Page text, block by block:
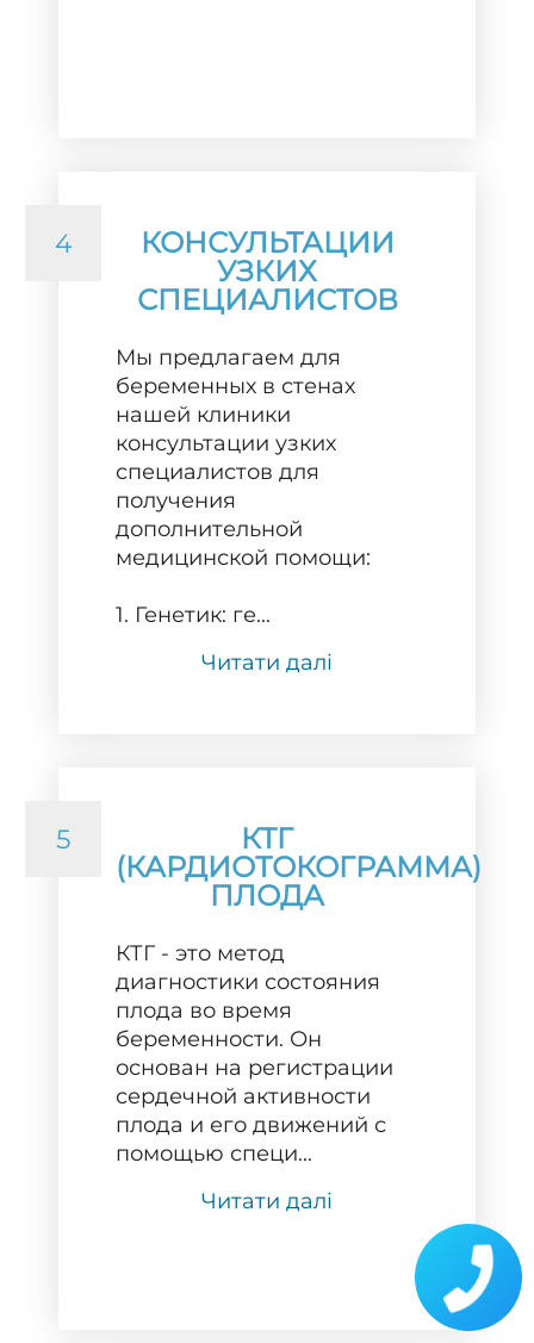
4
КОНСУЛЬТАЦИИ
УЗКИХ
СПЕЦИАЛИСТОВ
Мы предлагаем для
беременных в стенах
нашей клиники
консультации узких
специалистов для
получения
дополнительной
медицинской помощи:
1. Генетик: ге...
Читати далі
5
КТГ
(КАРДИОТОКОГРАММА)
ПЛОДА
КТГ - это метод
диагностики состояния
плода во время
беременности. Он
основан на регистрации
сердечной активности
плода и его движений с
помощью специ...
Читати далі